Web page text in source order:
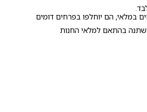
במלאי, הם יוחלפו בפרחים דומים
בהתאם למלאי החנות